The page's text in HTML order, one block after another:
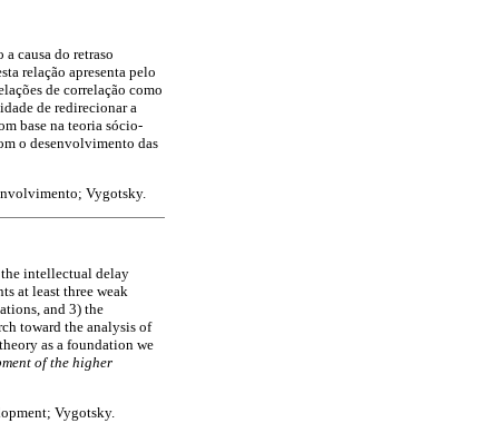
causa do retraso
relação apresenta pelo
de correlação como
de redirecionar a
base na teoria sócio-
o desenvolvimento das
Vygotsky.
the intellectual delay
at least three weak
and 3) the
toward the analysis of
as a foundation we
of the higher
Vygotsky.